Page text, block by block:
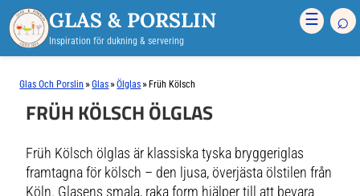
GLAS & PORSLIN
Inspiration för dukning & servering
☰ ⌕
Glas Och Porslin »Glas »Ölglas » Früh Kölsch
FRÜH KÖLSCH ÖLGLAS
Früh Kölsch ölglas är klassiska tyska bryggeriglas
framtagna för kölsch – den ljusa, överjästa ölstilen från
Köln. Glasens smala, raka form hjälper till att bevara